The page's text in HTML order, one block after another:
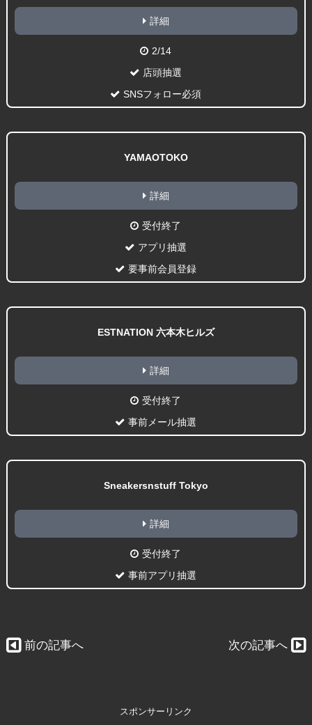
詳細
2/14
店頭抽選
SNSフォロー必須
YAMAOTOKO
詳細
受付終了
アプリ抽選
要事前会員登録
ESTNATION 六本木ヒルズ
詳細
受付終了
事前メール抽選
Sneakersnstuff Tokyo
詳細
受付終了
事前アプリ抽選
前の記事へ 次の記事へ
スポンサーリンク